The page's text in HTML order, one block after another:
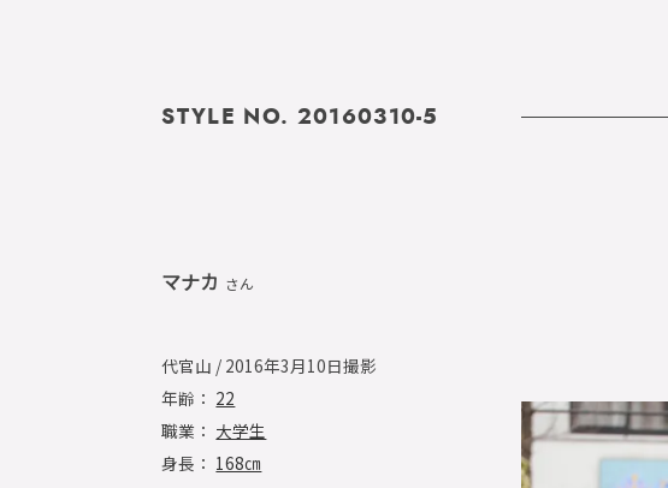
STYLE NO. 20160310-5
マナカ さん
代官山 / 2016年3月10日撮影
年齢： 22
職業： 大学生
身長： 168㎝